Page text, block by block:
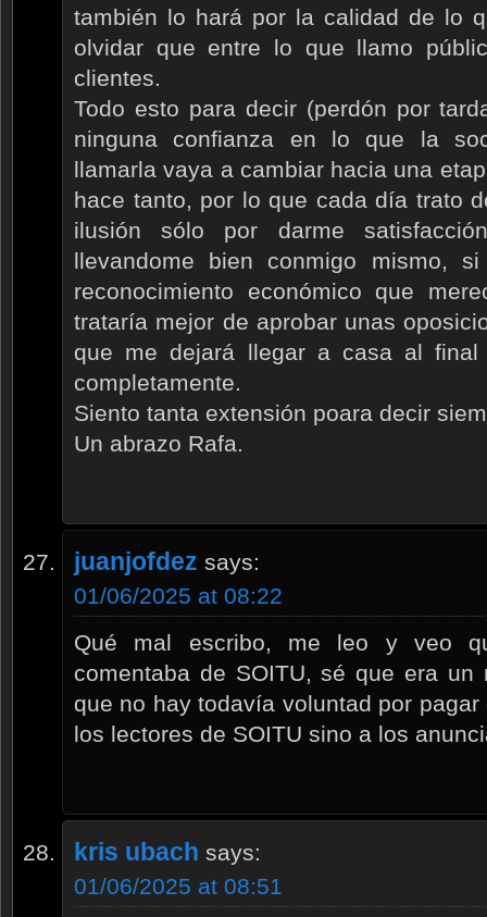
también lo hará por la calidad de lo
olvidar que entre lo que llamo
clientes.
Todo esto para decir (perdón por
ninguna confianza en lo que la
llamarla vaya a cambiar hacia una
hace tanto, por lo que cada día trato
ilusión sólo por darme
llevandome bien conmigo mismo,
reconocimiento económico que
trataría mejor de aprobar unas
que me dejará llegar a casa al final
completamente.
Siento tanta extensión poara decir
Un abrazo Rafa.
juanjofdez says:
01/06/2025 at 08:22
Qué mal escribo, me leo y veo
comentaba de SOITU, sé que era un
que no hay todavía voluntad por
los lectores de SOITU sino a los
kris ubach says:
01/06/2025 at 08:51